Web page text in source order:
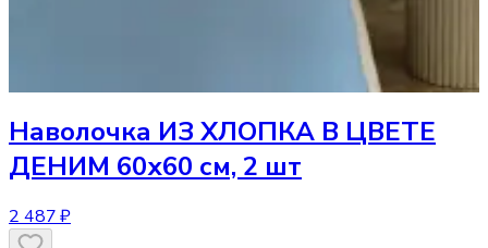
Наволочка ИЗ ХЛОПКА В ЦВЕТЕ
ДЕНИМ 60х60 см, 2 шт
2 487 ₽